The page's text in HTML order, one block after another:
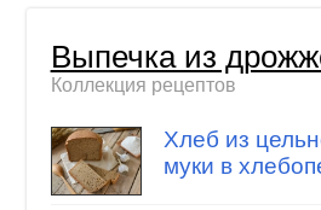
Выпечка из
Коллекция рецептов
Хлеб из
муки в